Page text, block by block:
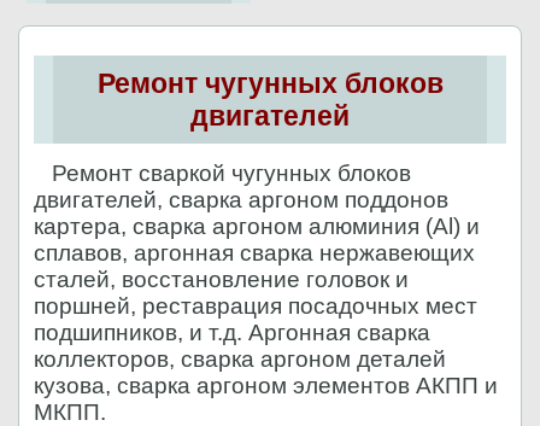
Ремонт чугунных блоков
двигателей
Ремонт сваркой чугунных блоков
двигателей, сварка аргоном поддонов
картера, сварка аргоном алюминия (Al) и
сплавов, аргонная сварка нержавеющих
сталей, восстановление головок и
поршней, реставрация посадочных мест
подшипников, и т.д. Аргонная сварка
коллекторов, сварка аргоном деталей
кузова, сварка аргоном элементов АКПП и
МКПП.